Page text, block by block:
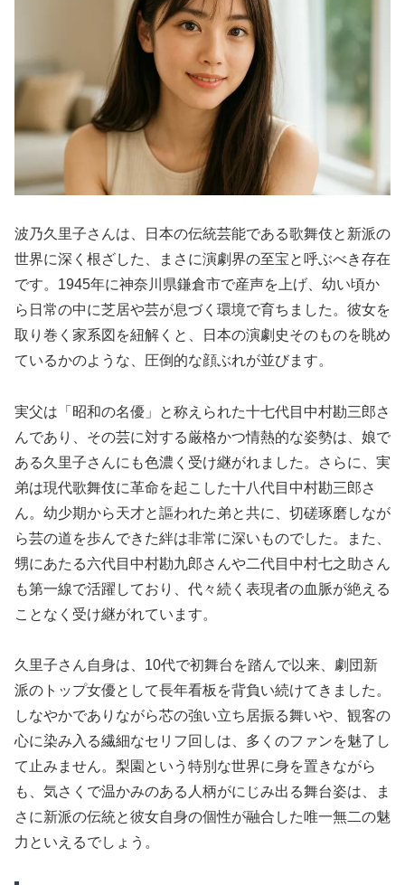
波乃久里子さんは、日本の伝統芸能である歌舞伎と新派の
世界に深く根ざした、まさに演劇界の至宝と呼ぶべき存在
です。1945年に神奈川県鎌倉市で産声を上げ、幼い頃か
ら日常の中に芝居や芸が息づく環境で育ちました。彼女を
取り巻く家系図を紐解くと、日本の演劇史そのものを眺め
ているかのような、圧倒的な顔ぶれが並びます。
実父は「昭和の名優」と称えられた十七代目中村勘三郎さ
んであり、その芸に対する厳格かつ情熱的な姿勢は、娘で
ある久里子さんにも色濃く受け継がれました。さらに、実
弟は現代歌舞伎に革命を起こした十八代目中村勘三郎さ
ん。幼少期から天才と謳われた弟と共に、切磋琢磨しなが
ら芸の道を歩んできた絆は非常に深いものでした。また、
甥にあたる六代目中村勘九郎さんや二代目中村七之助さん
も第一線で活躍しており、代々続く表現者の血脈が絶える
ことなく受け継がれています。
久里子さん自身は、10代で初舞台を踏んで以来、劇団新
派のトップ女優として長年看板を背負い続けてきました。
しなやかでありながら芯の強い立ち居振る舞いや、観客の
心に染み入る繊細なセリフ回しは、多くのファンを魅了し
て止みません。梨園という特別な世界に身を置きながら
も、気さくで温かみのある人柄がにじみ出る舞台姿は、ま
さに新派の伝統と彼女自身の個性が融合した唯一無二の魅
力といえるでしょう。